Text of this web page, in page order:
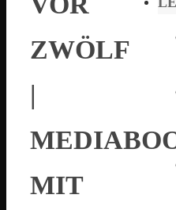
ZWÖLF
|
MIT